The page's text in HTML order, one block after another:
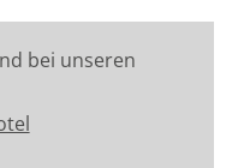
bei unseren